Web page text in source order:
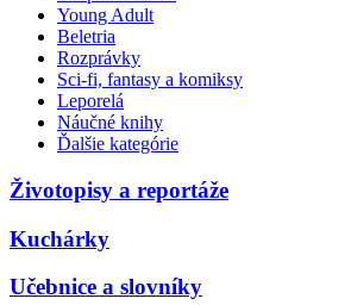
Young Adult
Beletria
Rozprávky
Sci-fi, fantasy a komiksy
Leporelá
Náučné knihy
Ďalšie kategórie
Životopisy a reportáže
Kuchárky
Učebnice a slovníky